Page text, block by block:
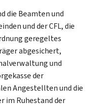
die Beamten und
und der CFL, die
geregeltes
abgesichert,
und
der
Angestellten und die
im Ruhestand der